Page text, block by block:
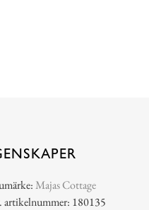
Majas Cottage
artikelnummer: 180135